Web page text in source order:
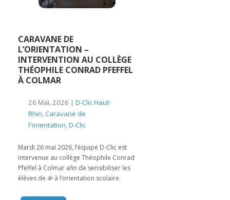
CARAVANE DE
L’ORIENTATION –
INTERVENTION AU COLLÈGE
THÉOPHILE CONRAD PFEFFEL
À COLMAR
26 Mai, 2026 | D-Clic Haut-
Rhin,Caravane de
l'orientation,D-Clic
Mardi 26 mai 2026, l’équipe D-Clic est
intervenue au collège Théophile Conrad
Pfeffel à Colmar afin de sensibiliser les
élèves de 4ᵉ à l’orientation scolaire.